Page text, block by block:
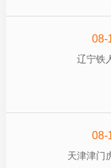
08-
辽宁铁
08-
天津津门